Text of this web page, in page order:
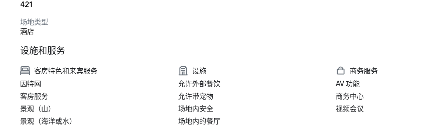
421
场地类型
酒店
设施和服务
客房特色和来宾服务
因特网
客房服务
景观（山）
景观（海洋或水）
设施
允许外部餐饮
允许带宠物
场地内安全
场地内的餐厅
商务服务
AV 功能
商务中心
视频会议